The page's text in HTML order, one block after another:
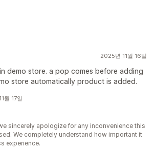
2025년 11월 16일
demo store. a pop comes before adding
store automatically product is added.
월 17일
sincerely apologize for any inconvenience this
We completely understand how important it
experience.